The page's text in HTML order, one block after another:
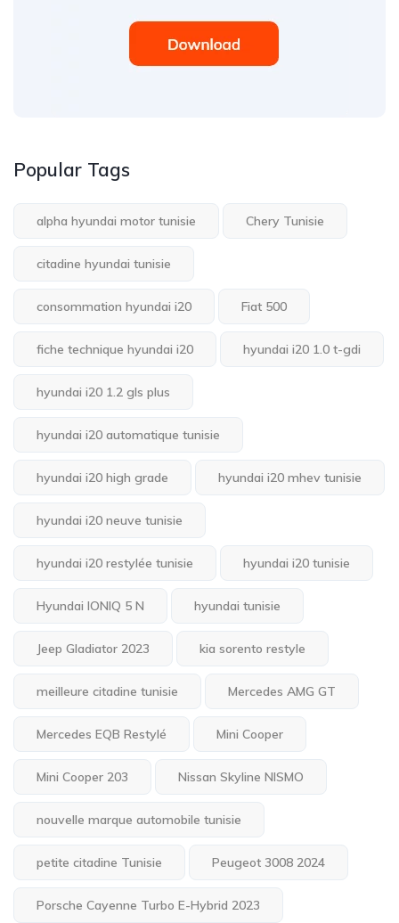
Popular Tags
alpha hyundai motor tunisie Chery Tunisie
citadine hyundai tunisie
consommation hyundai i20 Fiat 500
fiche technique hyundai i20 hyundai i20 1.0 t-gdi
hyundai i20 1.2 gls plus
hyundai i20 automatique tunisie
hyundai i20 high grade hyundai i20 mhev tunisie
hyundai i20 neuve tunisie
hyundai i20 restylée tunisie hyundai i20 tunisie
Hyundai IONIQ 5 N hyundai tunisie
Jeep Gladiator 2023 kia sorento restyle
meilleure citadine tunisie Mercedes AMG GT
Mercedes EQB Restylé Mini Cooper
Mini Cooper 203 Nissan Skyline NISMO
nouvelle marque automobile tunisie
petite citadine Tunisie Peugeot 3008 2024
Porsche Cayenne Turbo E-Hybrid 2023